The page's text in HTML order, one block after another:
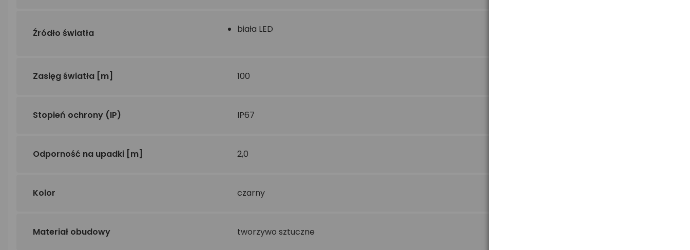
Źródło światła biała LED
Zasięg światła [m] 100
Stopień ochrony (IP) IP67
Odporność na upadki [m] 2,0
Kolor czarny
Materiał obudowy tworzywo sztuczne